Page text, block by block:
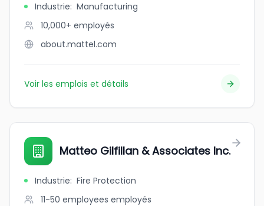
Industrie: Manufacturing
10,000+ employés
about.mattel.com
Voir les emplois et détails
Matteo Gilfillan & Associates Inc.
Industrie: Fire Protection
11-50 employees employés